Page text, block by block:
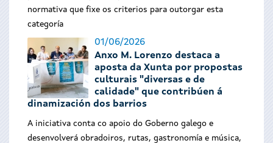
normativa que fixe os criterios para outorgar esta
categoría
01/06/2026
Anxo M. Lorenzo destaca a
aposta da Xunta por propostas
culturais "diversas e de
calidade" que contribúen á
dinamización dos barrios
A iniciativa conta co apoio do Goberno galego e
desenvolverá obradoiros, rutas, gastronomía e música,